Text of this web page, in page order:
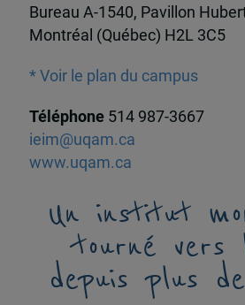
Bureau A-1540, Pavillon
Montréal (Québec) H2L 3C5
* Voir le plan du campus
Téléphone 514 987-3667
ieim@uqam.ca
www.uqam.ca
Un institut
tourné vers
depuis plus